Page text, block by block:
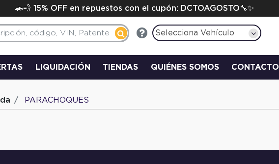
🚗💨 15% OFF en repuestos con el cupón: DCTOAGOSTO🔧✨
Selecciona Vehículo
LIQUIDACIÓN TIENDAS QUIÉNES SOMOS CONTACTO
PARACHOQUES